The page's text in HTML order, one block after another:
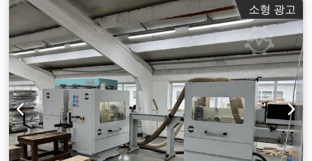
소형 광고